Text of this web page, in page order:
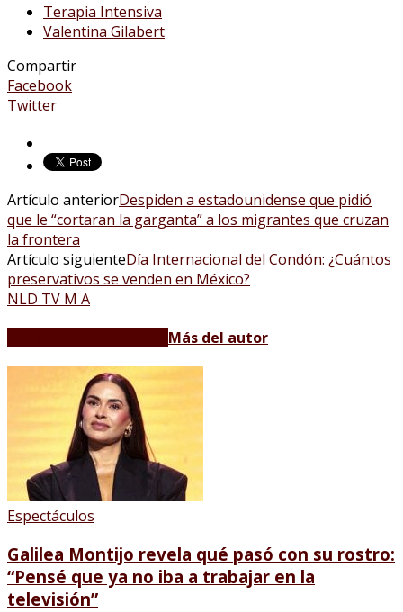
Terapia Intensiva
Valentina Gilabert
Compartir
Facebook
Twitter
Artículo anteriorDespiden a estadounidense que pidió
que le “cortaran la garganta” a los migrantes que cruzan
la frontera
Artículo siguienteDía Internacional del Condón: ¿Cuántos
preservativos se venden en México?
NLD TV M A
Más del autor
Espectáculos
Galilea Montijo revela qué pasó con su rostro:
“Pensé que ya no iba a trabajar en la
televisión”